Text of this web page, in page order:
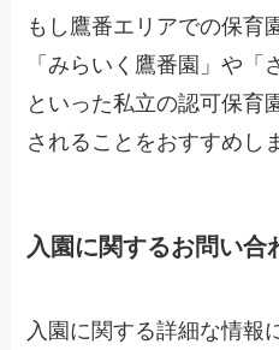
もし鷹番エリアでの保育
「みらいく鷹番園」や「
といった私立の認可保育
されることをおすすめし
入園に関するお問い合
入園に関する詳細な情報